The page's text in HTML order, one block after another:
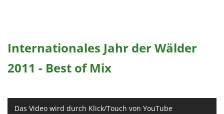
Internationales Jahr der Wälder
2011 - Best of Mix
Das Video wird durch Klick/Touch von YouTube